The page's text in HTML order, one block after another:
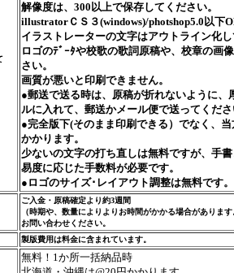
解像度は、300以上で保存してください。
illustratorＣＳ３(windows)/photshop5.0以下
イラストレーターの文字はアウトライン化し
ロゴのﾃﾞｰﾀや校歌の歌詞原稿や、校章の画
さい。
画質が悪いと印刷できません。
●郵送で送る時は、原稿が折れないように
ルに入れて、郵送かメール便で送ってくださ
●完全版下(そのまま印刷できる）でなく、
かかります。
少ないの文字の打ち直しは無料ですが、手
易度に応じた手数料が必要です。
●ロゴのサイズ･レイアウト調整は無料です。
ご入金・原稿確定より約3週間
（時期や、数量によりよりお時間がかかる場合があります
お問い合わせください。
製版費用は料金に含まれています。
無料！1か所一括納品時